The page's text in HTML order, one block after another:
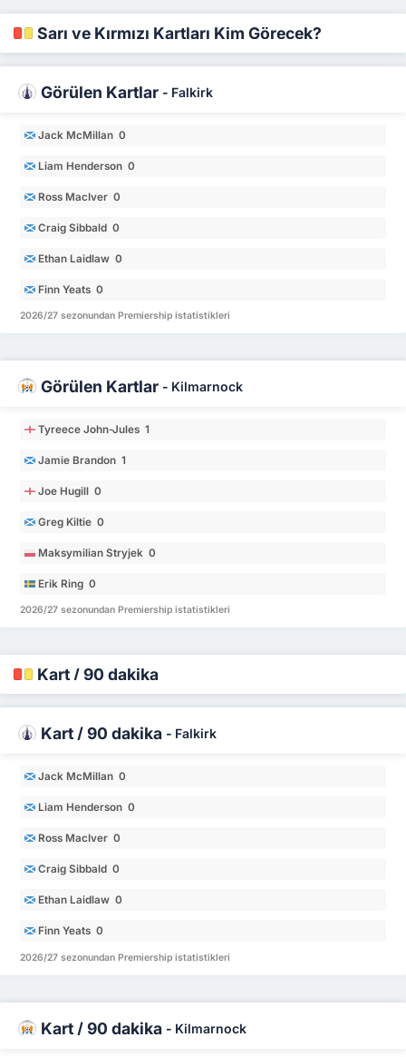
Sarı ve Kırmızı Kartları Kim Görecek?
Görülen Kartlar - Falkirk
Jack McMillan 0
Liam Henderson 0
Ross MacIver 0
Craig Sibbald 0
Ethan Laidlaw 0
Finn Yeats 0
2026/27 sezonundan Premiership istatistikleri
Görülen Kartlar - Kilmarnock
Tyreece John-Jules 1
Jamie Brandon 1
Joe Hugill 0
Greg Kiltie 0
Maksymilian Stryjek 0
Erik Ring 0
2026/27 sezonundan Premiership istatistikleri
Kart / 90 dakika
Kart / 90 dakika - Falkirk
Jack McMillan 0
Liam Henderson 0
Ross MacIver 0
Craig Sibbald 0
Ethan Laidlaw 0
Finn Yeats 0
2026/27 sezonundan Premiership istatistikleri
Kart / 90 dakika - Kilmarnock